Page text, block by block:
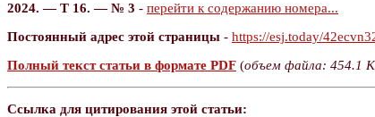
2024. — Т 16. — № 3 - перейти к содержанию номера...
Постоянный адрес этой страницы - https://esj.today/
Полный текст статьи в формате PDF (объем файла: 454.1
Ссылка для цитирования этой статьи: